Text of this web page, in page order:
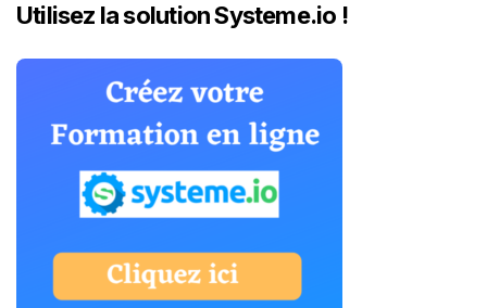
Utilisez la solution Systeme.io !